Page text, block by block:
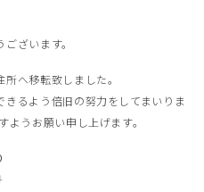
ざいます。
へ移転致しました。
るよう倍旧の努力をしてまいりま
うお願い申し上げます。